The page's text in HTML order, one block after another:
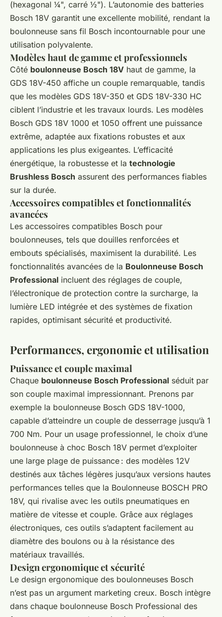
(hexagonal ¼", carré ½"). L’autonomie des batteries
Bosch 18V garantit une excellente mobilité, rendant la
boulonneuse sans fil Bosch incontournable pour une
utilisation polyvalente.
Modèles haut de gamme et professionnels
Côté boulonneuse Bosch 18V haut de gamme, la
GDS 18V-450 affiche un couple remarquable, tandis
que les modèles GDS 18V-350 et GDS 18V-330 HC
ciblent l’industrie et les travaux lourds. Les modèles
Bosch GDS 18V 1000 et 1050 offrent une puissance
extrême, adaptée aux fixations robustes et aux
applications les plus exigeantes. L’efficacité
énergétique, la robustesse et la technologie
Brushless Bosch assurent des performances fiables
sur la durée.
Accessoires compatibles et fonctionnalités
avancées
Les accessoires compatibles Bosch pour
boulonneuses, tels que douilles renforcées et
embouts spécialisés, maximisent la durabilité. Les
fonctionnalités avancées de la Boulonneuse Bosch
Professional incluent des réglages de couple,
l’électronique de protection contre la surcharge, la
lumière LED intégrée et des systèmes de fixation
rapides, optimisant sécurité et productivité.
Performances, ergonomie et utilisation
Puissance et couple maximal
Chaque boulonneuse Bosch Professional séduit par
son couple maximal impressionnant. Prenons par
exemple la boulonneuse Bosch GDS 18V-1000,
capable d’atteindre un couple de desserrage jusqu’à 1
700 Nm. Pour un usage professionnel, le choix d’une
boulonneuse à choc Bosch 18V permet d’exploiter
une large plage de puissance : des modèles 12V
destinés aux tâches légères jusqu’aux versions hautes
performances telles que la Boulonneuse BOSCH PRO
18V, qui rivalise avec les outils pneumatiques en
matière de vitesse et couple. Grâce aux réglages
électroniques, ces outils s’adaptent facilement au
diamètre des boulons ou à la résistance des
matériaux travaillés.
Design ergonomique et sécurité
Le design ergonomique des boulonneuses Bosch
n’est pas un argument marketing creux. Bosch intègre
dans chaque boulonneuse Bosch Professional des